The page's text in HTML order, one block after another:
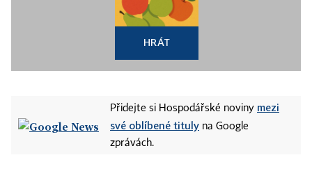
HRÁT
Přidejte si Hospodářské noviny mezi
své oblíbené tituly na Google
zprávách.